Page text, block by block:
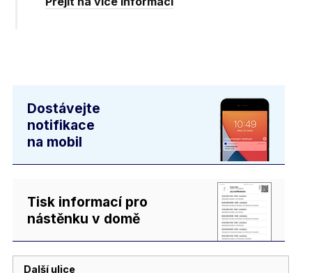
Dostávejte
notifikace
na mobil
Tisk informací pro
nástěnku v domě
Další ulice